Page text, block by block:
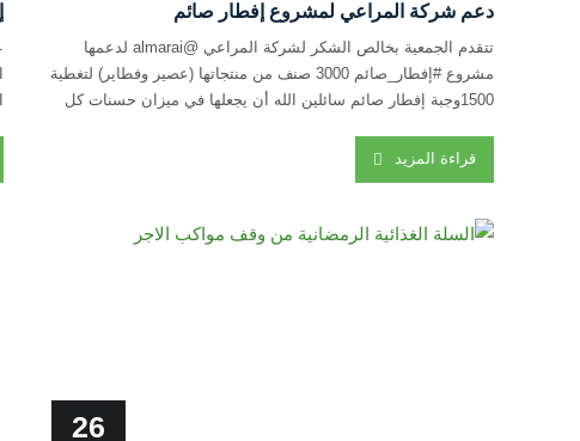
دعم شركة المراعي لمشروع إفطار صائم
تتقدم الجمعية بخالص الشكر لشركة المراعي @almarai لدعمها
مشروع #إفطار_صائم 3000 صنف من منتجاتها (عصير وفطاير) لتغطية
1500وجبة إفطار صائم سائلين الله أن يجعلها في ميزان حسنات كل
قراءة المزيد
26